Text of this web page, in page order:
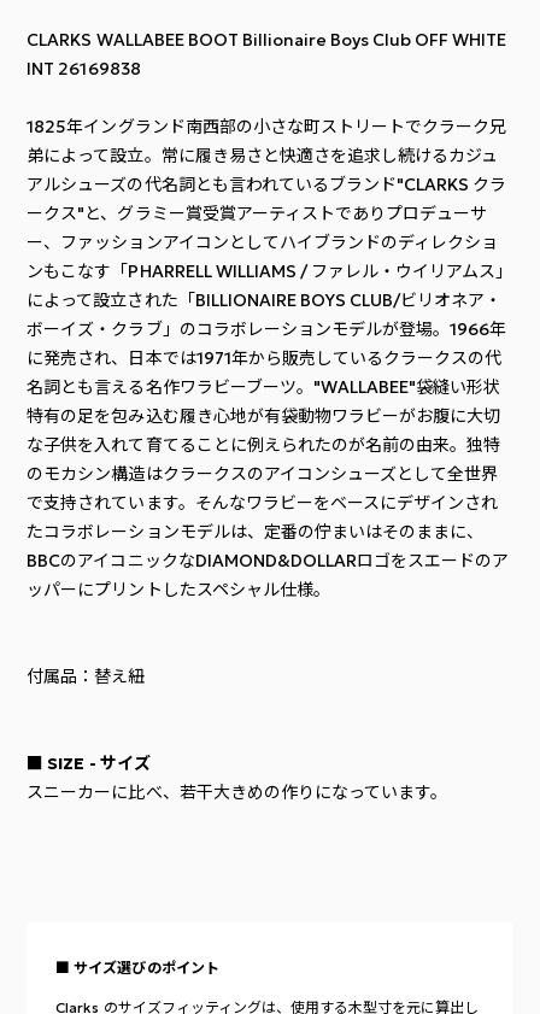
CLARKS WALLABEE BOOT Billionaire Boys Club OFF WHITE
INT 26169838
1825年イングランド南西部の小さな町ストリートでクラーク兄
弟によって設立。常に履き易さと快適さを追求し続けるカジュ
アルシューズの代名詞とも言われているブランド"CLARKS クラ
ークス"と、グラミー賞受賞アーティストでありプロデューサ
ー、ファッションアイコンとしてハイブランドのディレクショ
ンもこなす「PHARRELL WILLIAMS / ファレル・ウイリアムス」
によって設立された「BILLIONAIRE BOYS CLUB/ビリオネア・
ボーイズ・クラブ」のコラボレーションモデルが登場。1966年
に発売され、日本では1971年から販売しているクラークスの代
名詞とも言える名作ワラビーブーツ。"WALLABEE"袋縫い形状
特有の足を包み込む履き心地が有袋動物ワラビーがお腹に大切
な子供を入れて育てることに例えられたのが名前の由来。独特
のモカシン構造はクラークスのアイコンシューズとして全世界
で支持されています。そんなワラビーをベースにデザインされ
たコラボレーションモデルは、定番の佇まいはそのままに、
BBCのアイコニックなDIAMOND&DOLLARロゴをスエードのア
ッパーにプリントしたスペシャル仕様。
付属品：替え紐
■ SIZE - サイズ
スニーカーに比べ、若干大きめの作りになっています。
■ サイズ選びのポイント
Clarks のサイズフィッティングは、使用する木型寸を元に算出し